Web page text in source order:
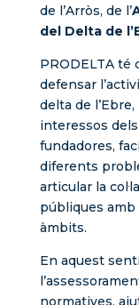
de l’Arròs, de l’
del Delta de
PRODELTA té
defensar
delta de
interessos
fundadores,
diferents
articular la
públiques
àmbits.
En aquest
normatives,